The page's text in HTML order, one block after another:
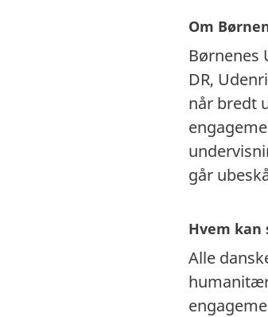
Om
Børnenes
DR,
når bredt
går
Hvem kan
Alle